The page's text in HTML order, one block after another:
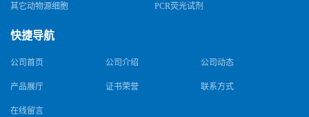
其它动物源细胞 PCR荧光试剂
快捷导航
公司首页 公司介绍 公司动态
产品展厅 证书荣誉 联系方式
在线留言